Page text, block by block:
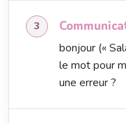
bonjour («
le mot pour
une erreur ?